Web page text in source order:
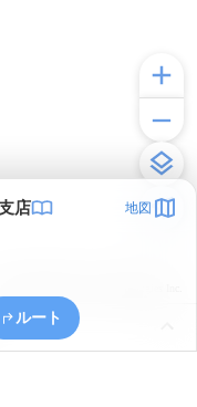
店 地図
ルート